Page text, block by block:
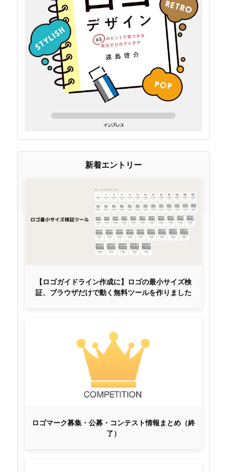
新着エントリー
【ロゴガイドライン作成に】ロゴの最小サイズ検
証、ブラウザだけで動く無料ツールを作りました
ロゴマーク募集・公募・コンテスト情報まとめ（終
了）